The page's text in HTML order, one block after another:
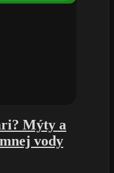
Mýty a
vody